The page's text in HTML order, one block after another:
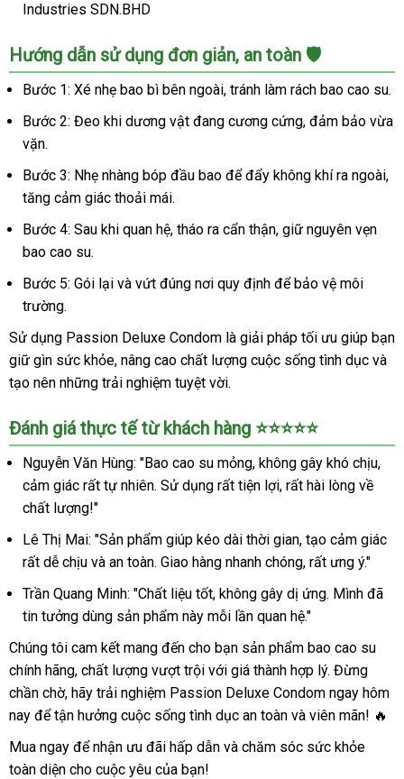
Industries SDN.BHD
Hướng dẫn sử dụng đơn giản, an toàn 🛡️
Bước 1: Xé nhẹ bao bì bên ngoài, tránh làm rách bao cao su.
Bước 2: Đeo khi dương vật đang cương cứng, đảm bảo vừa
vặn.
Bước 3: Nhẹ nhàng bóp đầu bao để đẩy không khí ra ngoài,
tăng cảm giác thoải mái.
Bước 4: Sau khi quan hệ, tháo ra cẩn thận, giữ nguyên vẹn
bao cao su.
Bước 5: Gói lại và vứt đúng nơi quy định để bảo vệ môi
trường.
Sử dụng Passion Deluxe Condom là giải pháp tối ưu giúp bạn
giữ gìn sức khỏe, nâng cao chất lượng cuộc sống tình dục và
tạo nên những trải nghiệm tuyệt vời.
Đánh giá thực tế từ khách hàng ⭐️⭐️⭐️⭐️⭐️
Nguyễn Văn Hùng: "Bao cao su mỏng, không gây khó chịu,
cảm giác rất tự nhiên. Sử dụng rất tiện lợi, rất hài lòng về
chất lượng!"
Lê Thị Mai: "Sản phẩm giúp kéo dài thời gian, tạo cảm giác
rất dễ chịu và an toàn. Giao hàng nhanh chóng, rất ưng ý."
Trần Quang Minh: "Chất liệu tốt, không gây dị ứng. Mình đã
tin tưởng dùng sản phẩm này mỗi lần quan hệ."
Chúng tôi cam kết mang đến cho bạn sản phẩm bao cao su
chính hãng, chất lượng vượt trội với giá thành hợp lý. Đừng
chần chờ, hãy trải nghiệm Passion Deluxe Condom ngay hôm
nay để tận hưởng cuộc sống tình dục an toàn và viên mãn! 🔥
Mua ngay để nhận ưu đãi hấp dẫn và chăm sóc sức khỏe
toàn diện cho cuộc yêu của bạn!